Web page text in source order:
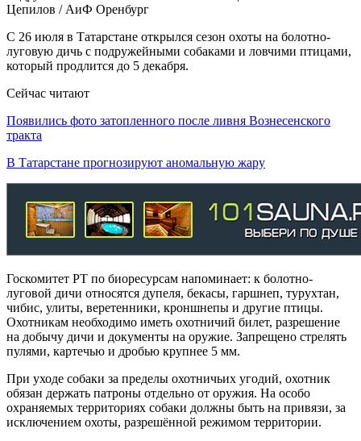
Цепилов / АиФ Оренбург
С 26 июля в Татарстане открылся сезон охоты на болотно-
луговую дичь с подружейными собаками и ловчими птицами,
который продлится до 5 декабря.
Сейчас читают
Появились фото затопленного после ливня Вознесенского
тракта
В Татарстане прогнозируют аномальную жару
Госкомитет РТ по биоресурсам напоминает: к болотно-
луговой дичи относятся дупеля, бекасы, гаршнеп, турухтан,
чибис, улиты, веретенники, кроншнепы и другие птицы.
Охотникам необходимо иметь охотничий билет, разрешение
на добычу дичи и документы на оружие. Запрещено стрелять
пулями, картечью и дробью крупнее 5 мм.
При уходе собаки за пределы охотничьих угодий, охотник
обязан держать патроны отдельно от оружия. На особо
охраняемых территориях собаки должны быть на привязи, за
исключением охоты, разрешённой режимом территории.